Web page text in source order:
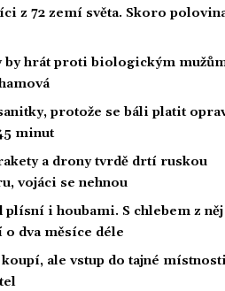
z 72 zemí světa. Skoro
by hrát proti biologickým
protože se báli platit
minut
a drony tvrdě drtí ruskou
vojáci se nehnou
i houbami. S chlebem z něj
dva měsíce déle
ale vstup do tajné